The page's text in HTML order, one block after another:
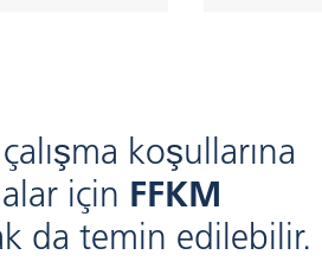
koşullarına
için FFKM
da temin edilebilir.